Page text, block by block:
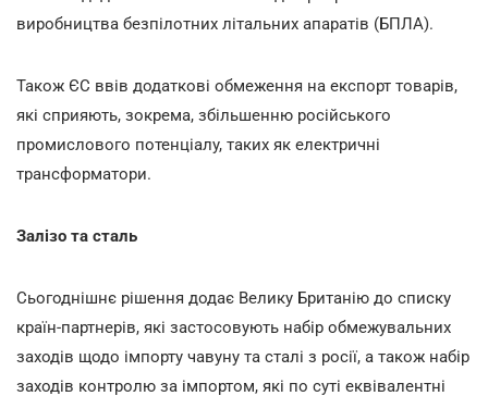
виробництва безпілотних літальних апаратів (БПЛА).
Також ЄС ввів додаткові обмеження на експорт товарів,
які сприяють, зокрема, збільшенню російського
промислового потенціалу, таких як електричні
трансформатори.
Залізо та сталь
Сьогоднішнє рішення додає Велику Британію до списку
країн-партнерів, які застосовують набір обмежувальних
заходів щодо імпорту чавуну та сталі з росії, а також набір
заходів контролю за імпортом, які по суті еквівалентні